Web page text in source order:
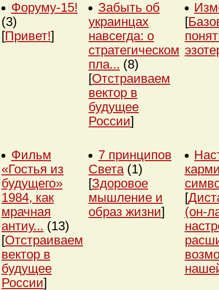
Форуму-15!
(3)
[Привет!]
Забыть об
украинцах
навсегда: о
стратегическом
пла... (8)
[Отстраиваем
вектор в
будущее
России]
[
Фильм
«Гостья из
будущего»
1984, как
мрачная
антиу... (13)
[Отстраиваем
вектор в
будущее
России]
7 принципов
Света (1)
[Здоровое
мышление и
образ жизни]
[
(он-